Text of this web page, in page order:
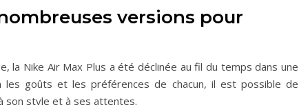
versions pour
la Nike Air Max Plus a été déclinée au fil du temps dans une
les goûts et les préférences de chacun, il est possible de
son style et à ses attentes.